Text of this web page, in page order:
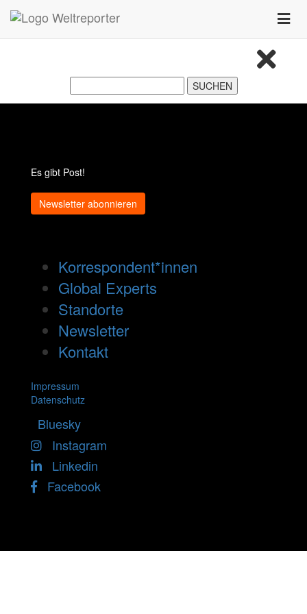
Zum Inhalt springen
Toggle
Es gibt Post!
Newsletter abonnieren
Korrespondent*innen
Global Experts
Standorte
Newsletter
Kontakt
Impressum
Datenschutz
Bluesky
Instagram
Linkedin
Facebook